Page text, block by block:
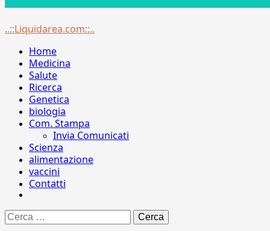
Menu
..::Liquidarea.com::..
Home
Medicina
Salute
Ricerca
Genetica
biologia
Com. Stampa
Invia Comunicati
Scienza
alimentazione
vaccini
Contatti
Ricerca
per: